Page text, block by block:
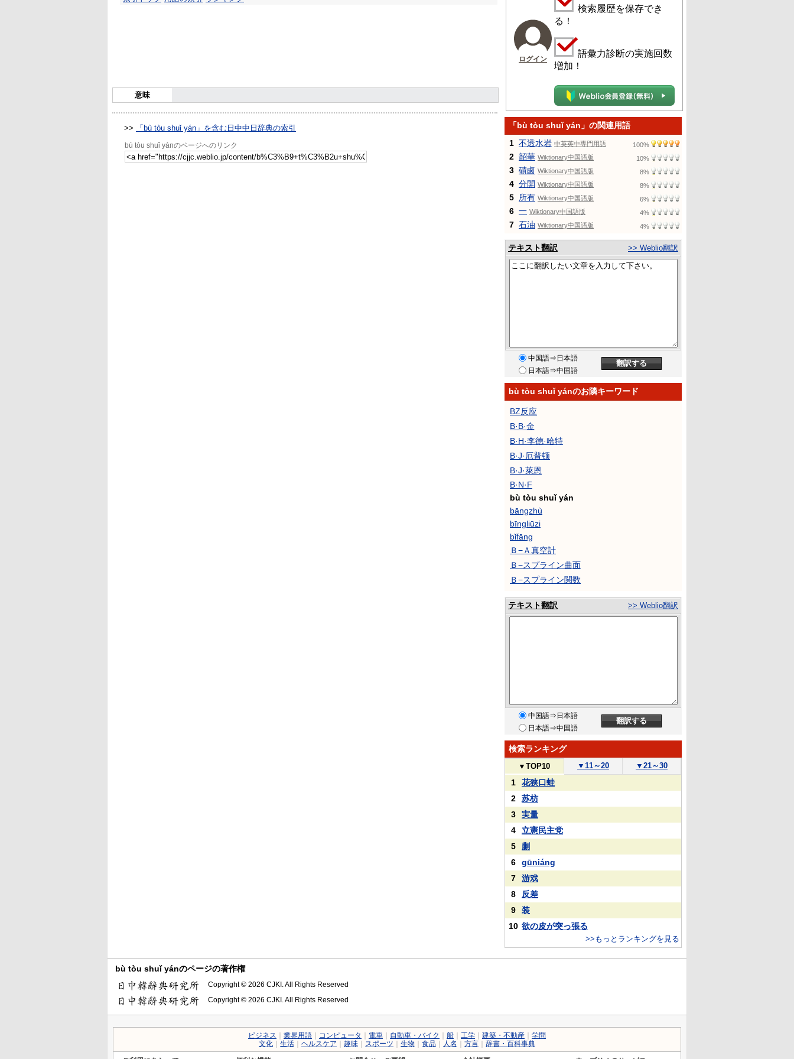
意味
>> 「bù tòu shuǐ yán」を含む日中中日辞典の索引
bù tòu shuǐ yánのページへのリンク
ログイン
検索履歴を保存でき
る！
語彙力診断の実施回数
増加！
「bù tòu shuǐ yán」の関連用語
1 不透水岩 中英英中専門用語 100%
2 韶華 Wiktionary中国語版 10%
3 磧鹵 Wiktionary中国語版 8%
4 分開 Wiktionary中国語版 8%
5 所有 Wiktionary中国語版 6%
6 一 Wiktionary中国語版 4%
7 石油 Wiktionary中国語版 4%
テキスト翻訳 >> Weblio翻訳
中国語⇒日本語
日本語⇒中国語
bù tòu shuǐ yánのお隣キーワード
BZ反应
B·B·金
B·H·李德·哈特
B·J·厄普顿
B·J·萊恩
B·N·F
bù tòu shuǐ yán
bāngzhù
bīngliūzi
bǐfāng
Ｂ−Ａ真空計
Ｂ−スプライン曲面
Ｂ−スプライン関数
テキスト翻訳 >> Weblio翻訳
中国語⇒日本語
日本語⇒中国語
検索ランキング
▼ TOP10 ▼ 11～20 ▼ 21～30
1
花狭口蛙
2
苏枋
3
実量
4
立憲民主党
5
蒯
6
gūniáng
7
游戏
8
反差
9
装
10 欲の皮が突っ張る
>>もっとランキングを見る
bù tòu shuǐ yánのページの著作権
Copyright © 2026 CJKI. All Rights Reserved
Copyright © 2026 CJKI. All Rights Reserved
ビジネス 業界用語 コンピュータ 電車 自動車・バイク 船 工学 建築・不動産
学問
文化
生活 ヘルスケア 趣味 スポーツ 生物 食品 人名 方言 辞書・百科事典